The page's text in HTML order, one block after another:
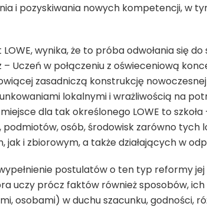
i pozyskiwania nowych kompetencji, w
wynika, że to próba odwołania się
Uczeń w połączeniu z oświeceniową
zasadniczą konstrukcję
lokalnymi i wrażliwością na
dla tak określonego LOWE to
osób, środowisk zarówno
jak i zbiorowym, a także działających w
postulatów o ten typ reformy
uczy prócz faktów również sposobów,
osobami) w duchu szacunku, godności,